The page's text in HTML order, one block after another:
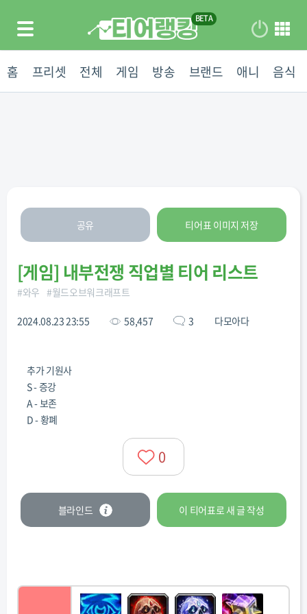
홈 프리셋 전체 게임 방송 브랜드 애니 음식
공유 티어표 이미지 저장
[게임] 내부전쟁 직업별 티어 리스트
#와우 #월드오브워크래프트
2024.08.23 23:55 58,457 3 다모아다
추가 기원사
S - 증강
A - 보존
D - 황폐
0
블라인드 이 티어표로 새 글 작성